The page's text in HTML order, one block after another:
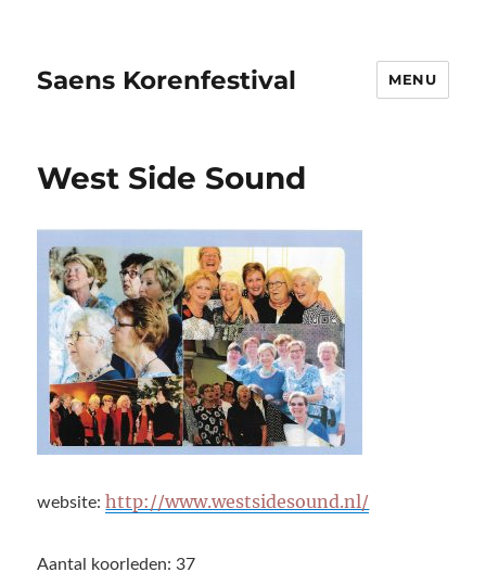
Saens Korenfestival MENU
West Side Sound
website: http://www.westsidesound.nl/
Aantal koorleden: 37